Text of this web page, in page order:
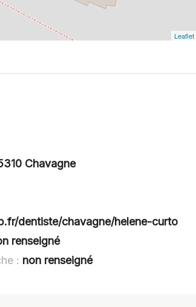
Leaflet
Chavagne
dentiste/chavagne/helene-curto
renseigné
: non renseigné